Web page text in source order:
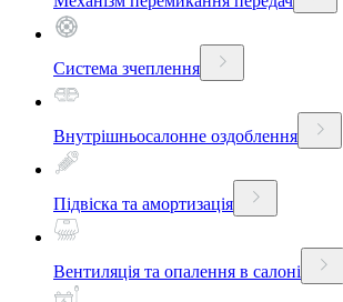
Система зчеплення
Внутрішньосалонне оздоблення
Підвіска та амортизація
Вентиляція та опалення в салоні